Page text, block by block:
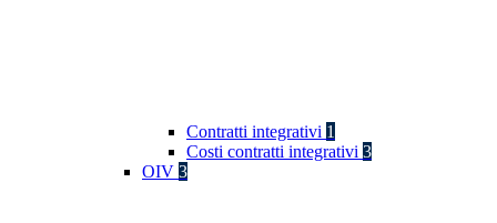
Contratti integrativi 1
Costi contratti integrativi 3
OIV 3